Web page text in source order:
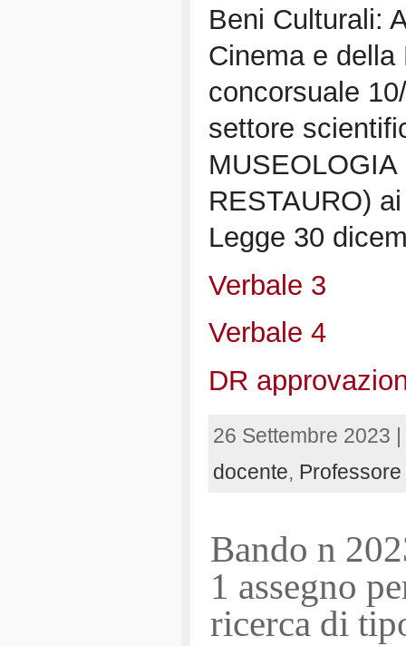
Beni Culturali:
Cinema e
concorsuale
settore
RESTAURO)
Legge 30
Verbale 3
Verbale 4
DR
26 Settembre 2023 |
docente,
Bando n
1 assegno
ricerca di